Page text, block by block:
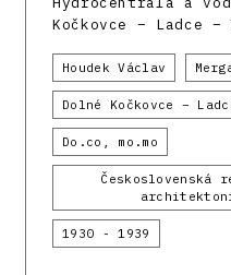
Kočkovce – Ladce –
Houdek Václav
Dolné Kočkovce –
Do.co, mo.mo
Československá
1930 - 1939